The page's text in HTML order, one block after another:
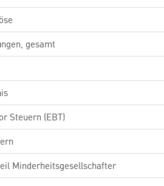
gesamt
Steuern (EBT)
Minderheitsgesellschafter